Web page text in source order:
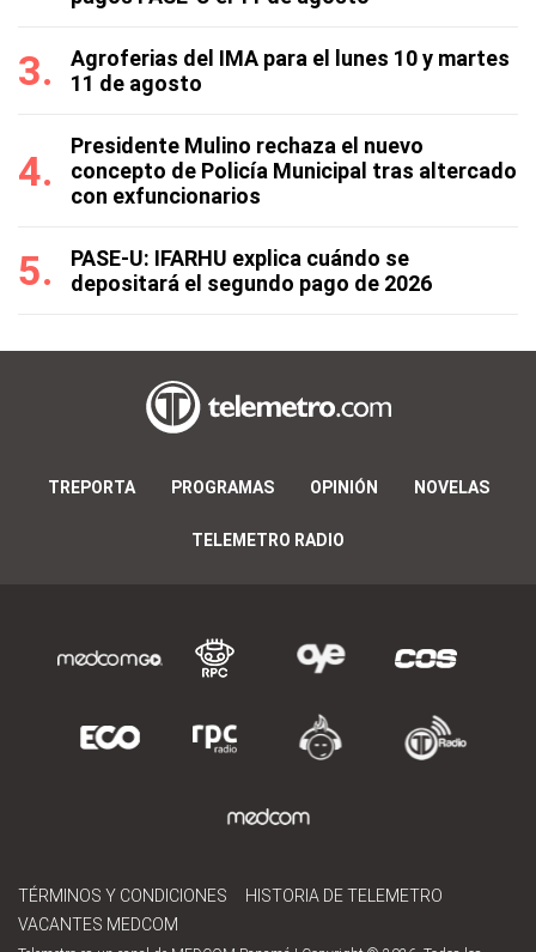
Agroferias del IMA para el lunes 10 y martes
11 de agosto
Presidente Mulino rechaza el nuevo
concepto de Policía Municipal tras altercado
con exfuncionarios
PASE-U: IFARHU explica cuándo se
depositará el segundo pago de 2026
TREPORTA PROGRAMAS OPINIÓN NOVELAS
TELEMETRO RADIO
TÉRMINOS Y CONDICIONES
HISTORIA DE TELEMETRO
VACANTES MEDCOM